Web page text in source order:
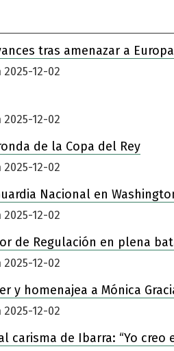
tras amenazar a
12-02
12-02
de la Copa del Rey
12-02
Nacional en
12-02
de Regulación en plena
12-02
y homenajea a Mónica
12-02
carisma de Ibarra: “Yo creo